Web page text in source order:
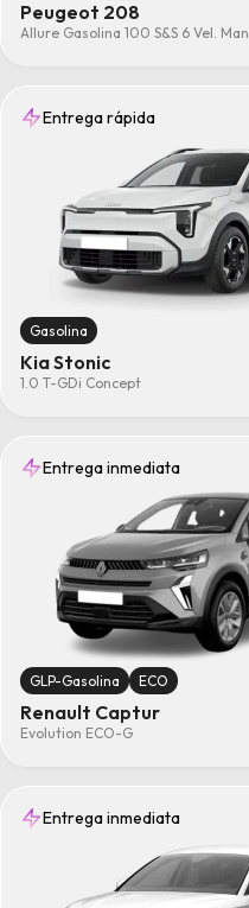
Peugeot 208
Allure Gasolina 100 S&S 6 Vel. Man
Entrega rápida
Gasolina
Kia Stonic
1.0 T-GDi Concept
Entrega inmediata
GLP-Gasolina ECO
Renault Captur
Evolution ECO-G
Entrega inmediata